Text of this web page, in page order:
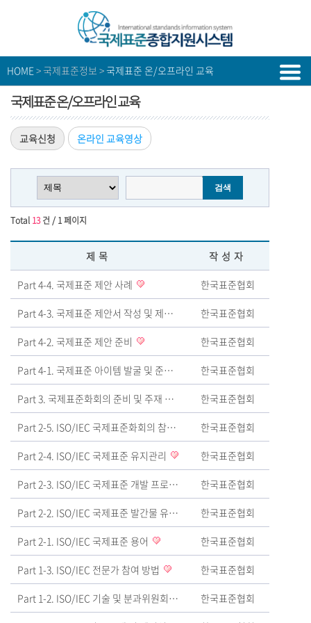
HOME > 국제표준정보 >국제표준 온/오프라인 교육
국제표준 온/오프라인 교육
교육신청 온라인 교육영상
Total 13건 / 1 페이지
제목 작성자
Part 4-4. 국제표준 제안 사례 한국표준협회
Part 4-3. 국제표준 제안서 작성 및 제출 방법 한국표준협회
Part 4-2. 국제표준 제안 준비 한국표준협회
Part 4-1. 국제표준 아이템 발굴 및 준비 한국표준협회
Part 3. 국제표준화회의 준비 및 주재 방법 한국표준협회
Part 2-5. ISO/IEC 국제표준화회의 참가 한국표준협회
Part 2-4. ISO/IEC 국제표준 유지관리 한국표준협회
Part 2-3. ISO/IEC 국제표준 개발 프로세스 한국표준협회
Part 2-2. ISO/IEC 국제표준 발간물 유형 한국표준협회
Part 2-1. ISO/IEC 국제표준 용어 한국표준협회
Part 1-3. ISO/IEC 전문가 참여 방법 한국표준협회
Part 1-2. ISO/IEC 기술 및 분과위원회 구조 및 각 임원별 역할 소개 한국표준협회